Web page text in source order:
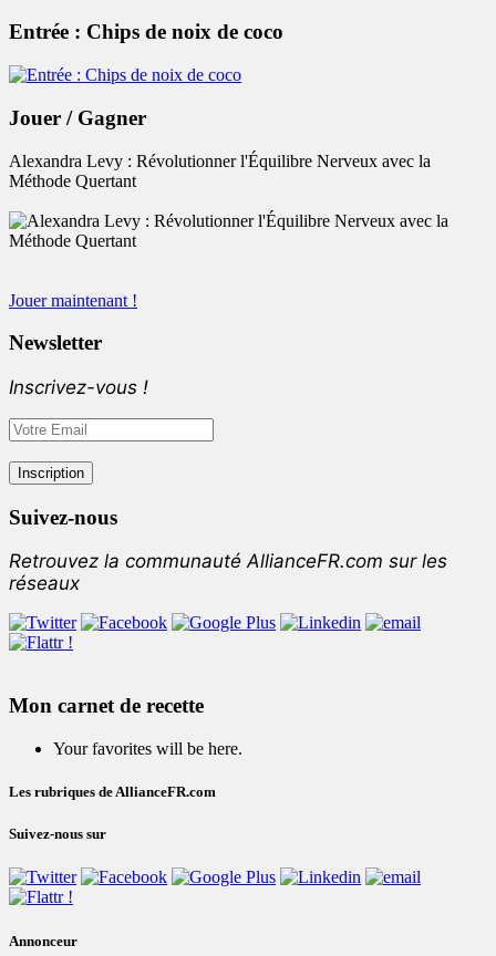
Entrée : Chips de noix de coco
Jouer / Gagner
Alexandra Levy : Révolutionner l'Équilibre Nerveux avec la
Méthode Quertant
Jouer maintenant !
Newsletter
Inscrivez-vous !
Suivez-nous
Retrouvez la communauté AllianceFR.com sur les
réseaux
Mon carnet de recette
Your favorites will be here.
Les rubriques de AllianceFR.com
Suivez-nous sur
Annonceur